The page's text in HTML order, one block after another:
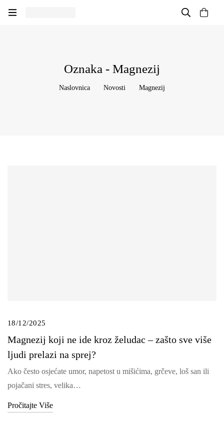
Oznaka - Magnezij
Naslovnica Novosti Magnezij
18/12/2025
Magnezij koji ne ide kroz želudac – zašto sve više
ljudi prelazi na sprej?
Ako često osjećate umor, napetost u mišićima, grčeve, loš san ili
pojačani stres, velika…
Pročitajte Više